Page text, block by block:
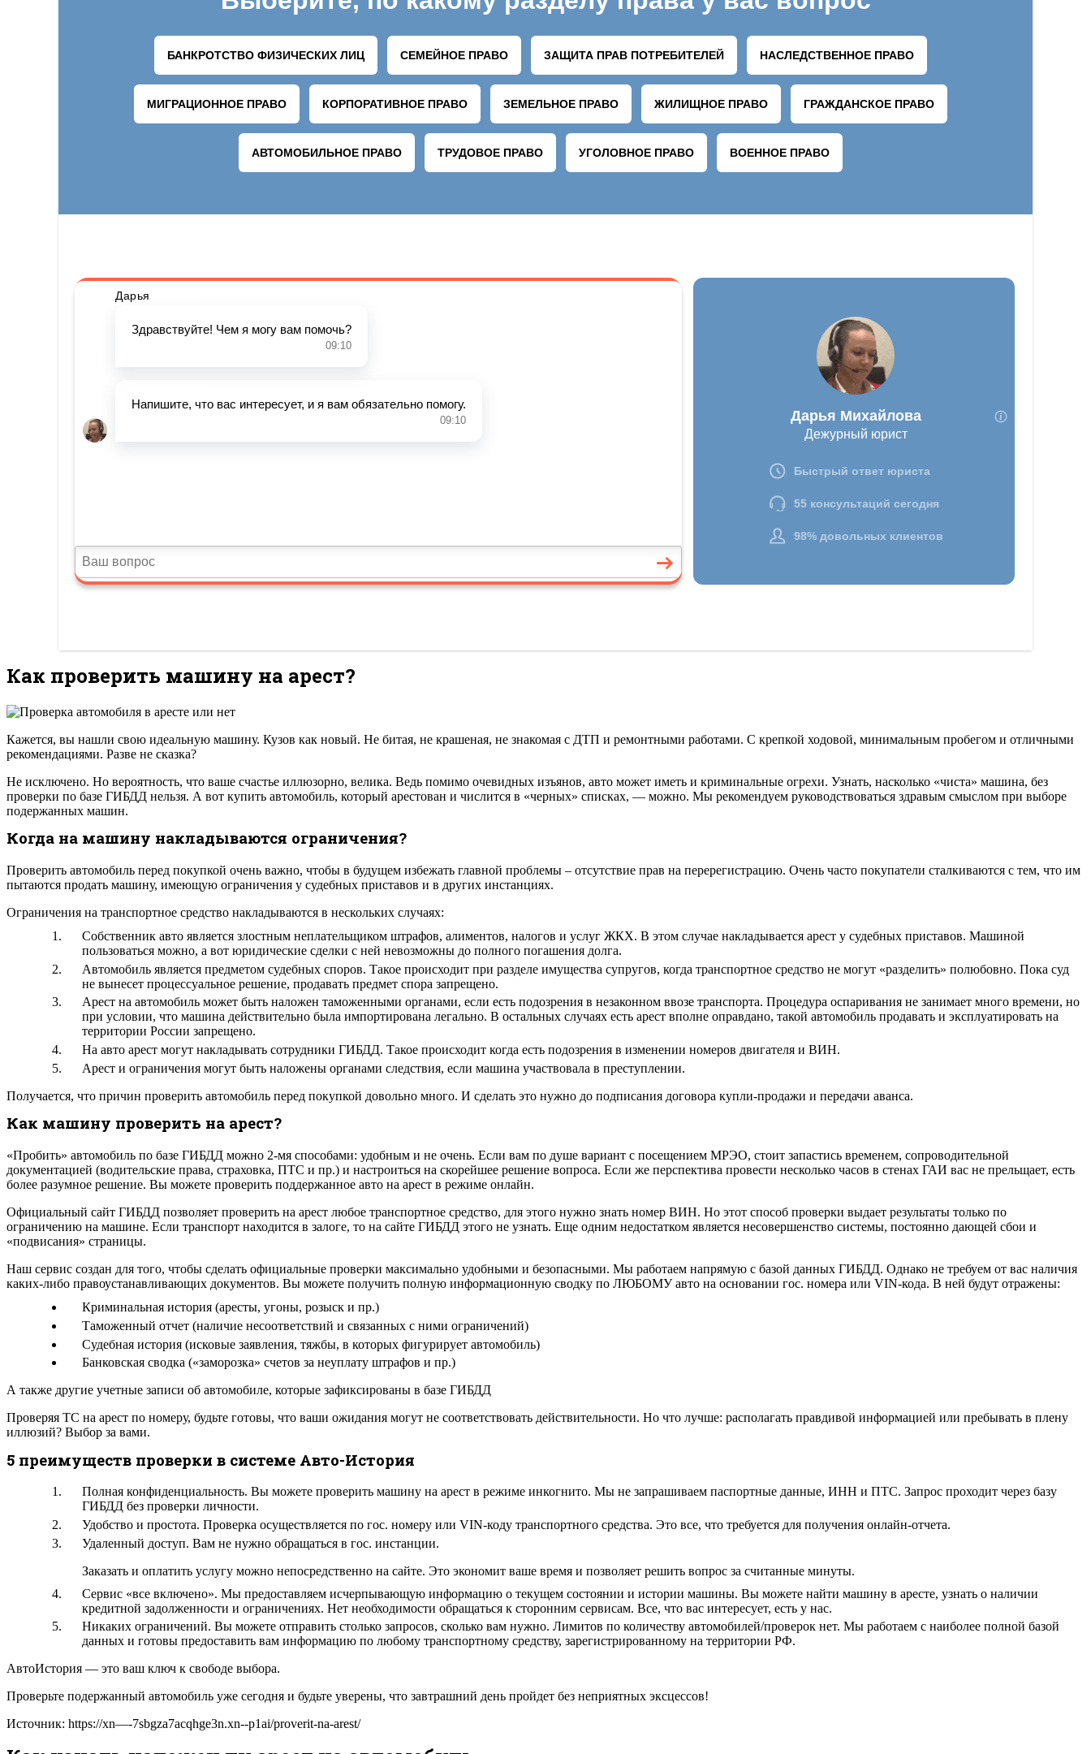
Как проверить машину на арест?
Кажется, вы нашли свою идеальную машину. Кузов как новый. Не битая, не крашеная, не знакомая с ДТП и ремонтными работами. С крепкой ходовой, минимальным пробегом и отличными
рекомендациями. Разве не сказка?
Не исключено. Но вероятность, что ваше счастье иллюзорно, велика. Ведь помимо очевидных изъянов, авто может иметь и криминальные огрехи. Узнать, насколько «чиста» машина, без
проверки по базе ГИБДД нельзя. А вот купить автомобиль, который арестован и числится в «черных» списках, — можно. Мы рекомендуем руководствоваться здравым смыслом при выборе
подержанных машин.
Когда на машину накладываются ограничения?
Проверить автомобиль перед покупкой очень важно, чтобы в будущем избежать главной проблемы – отсутствие прав на перерегистрацию. Очень часто покупатели сталкиваются с тем, что им
пытаются продать машину, имеющую ограничения у судебных приставов и в других инстанциях.
Ограничения на транспортное средство накладываются в нескольких случаях:
Собственник авто является злостным неплательщиком штрафов, алиментов, налогов и услуг ЖКХ. В этом случае накладывается арест у судебных приставов. Машиной
пользоваться можно, а вот юридические сделки с ней невозможны до полного погашения долга.
Автомобиль является предметом судебных споров. Такое происходит при разделе имущества супругов, когда транспортное средство не могут «разделить» полюбовно. Пока суд
не вынесет процессуальное решение, продавать предмет спора запрещено.
Арест на автомобиль может быть наложен таможенными органами, если есть подозрения в незаконном ввозе транспорта. Процедура оспаривания не занимает много времени, но
при условии, что машина действительно была импортирована легально. В остальных случаях есть арест вполне оправдано, такой автомобиль продавать и эксплуатировать на
территории России запрещено.
На авто арест могут накладывать сотрудники ГИБДД. Такое происходит когда есть подозрения в изменении номеров двигателя и ВИН.
Арест и ограничения могут быть наложены органами следствия, если машина участвовала в преступлении.
Получается, что причин проверить автомобиль перед покупкой довольно много. И сделать это нужно до подписания договора купли-продажи и передачи аванса.
Как машину проверить на арест?
«Пробить» автомобиль по базе ГИБДД можно 2-мя способами: удобным и не очень. Если вам по душе вариант с посещением МРЭО, стоит запастись временем, сопроводительной
документацией (водительские права, страховка, ПТС и пр.) и настроиться на скорейшее решение вопроса. Если же перспектива провести несколько часов в стенах ГАИ вас не прельщает, есть
более разумное решение. Вы можете проверить поддержанное авто на арест в режиме онлайн.
Официальный сайт ГИБДД позволяет проверить на арест любое транспортное средство, для этого нужно знать номер ВИН. Но этот способ проверки выдает результаты только по
ограничению на машине. Если транспорт находится в залоге, то на сайте ГИБДД этого не узнать. Еще одним недостатком является несовершенство системы, постоянно дающей сбои и
«подвисания» страницы.
Наш сервис создан для того, чтобы сделать официальные проверки максимально удобными и безопасными. Мы работаем напрямую с базой данных ГИБДД. Однако не требуем от вас наличия
каких-либо правоустанавливающих документов. Вы можете получить полную информационную сводку по ЛЮБОМУ авто на основании гос. номера или VIN-кода. В ней будут отражены:
Криминальная история (аресты, угоны, розыск и пр.)
Таможенный отчет (наличие несоответствий и связанных с ними ограничений)
Судебная история (исковые заявления, тяжбы, в которых фигурирует автомобиль)
Банковская сводка («заморозка» счетов за неуплату штрафов и пр.)
А также другие учетные записи об автомобиле, которые зафиксированы в базе ГИБДД
Проверяя ТС на арест по номеру, будьте готовы, что ваши ожидания могут не соответствовать действительности. Но что лучше: располагать правдивой информацией или пребывать в плену
иллюзий? Выбор за вами.
5 преимуществ проверки в системе Авто-История
Полная конфиденциальность. Вы можете проверить машину на арест в режиме инкогнито. Мы не запрашиваем паспортные данные, ИНН и ПТС. Запрос проходит через базу
ГИБДД без проверки личности.
Удобство и простота. Проверка осуществляется по гос. номеру или VIN-коду транспортного средства. Это все, что требуется для получения онлайн-отчета.
Удаленный доступ. Вам не нужно обращаться в гос. инстанции.
Заказать и оплатить услугу можно непосредственно на сайте. Это экономит ваше время и позволяет решить вопрос за считанные минуты.
Сервис «все включено». Мы предоставляем исчерпывающую информацию о текущем состоянии и истории машины. Вы можете найти машину в аресте, узнать о наличии
кредитной задолженности и ограничениях. Нет необходимости обращаться к сторонним сервисам. Все, что вас интересует, есть у нас.
Никаких ограничений. Вы можете отправить столько запросов, сколько вам нужно. Лимитов по количеству автомобилей/проверок нет. Мы работаем с наиболее полной базой
данных и готовы предоставить вам информацию по любому транспортному средству, зарегистрированному на территории РФ.
АвтоИстория — это ваш ключ к свободе выбора.
Проверьте подержанный автомобиль уже сегодня и будьте уверены, что завтрашний день пройдет без неприятных эксцессов!
Источник: https://xn—-7sbgza7acqhge3n.xn--p1ai/proverit-na-arest/